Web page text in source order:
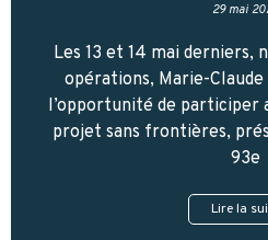
29 mai
Les 13 et 14 mai derniers,
opérations, Marie-Claude
l’opportunité de participer
projet sans frontières,
93e
Lire la